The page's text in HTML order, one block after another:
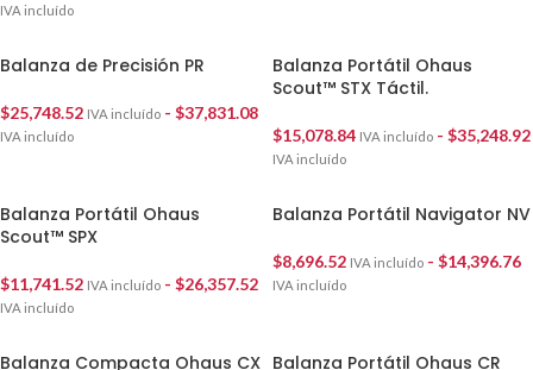
IVA incluído
Balanza de Precisión PR
$25,748.52 IVA incluído - $37,831.08
IVA incluído
Balanza Portátil Ohaus
Scout™ STX Táctil.
$15,078.84 IVA incluído - $35,248.92
IVA incluído
Balanza Portátil Ohaus
Scout™ SPX
$11,741.52 IVA incluído - $26,357.52
IVA incluído
Balanza Portátil Navigator NV
$8,696.52 IVA incluído - $14,396.76
IVA incluído
Balanza Compacta Ohaus CX Balanza Portátil Ohaus CR